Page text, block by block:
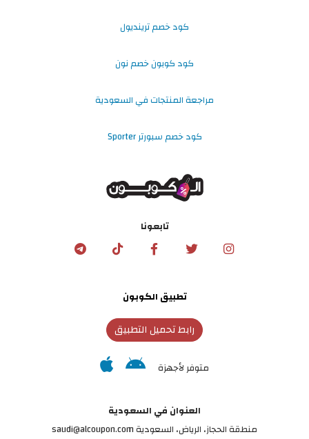
كود خصم ترينديول
كود كوبون خصم نون
مراجعة المنتجات في السعودية
كود خصم سبورتر Sporter
تابعونا
تطبيق الكوبون
رابط تحميل التطبيق
متوفر لأجهزة
العنوان في السعودية
منطقة الحجاز، الرياض، السعودية saudi@alcoupon.com